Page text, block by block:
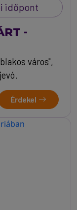
időpont
-
város",
Érdekel